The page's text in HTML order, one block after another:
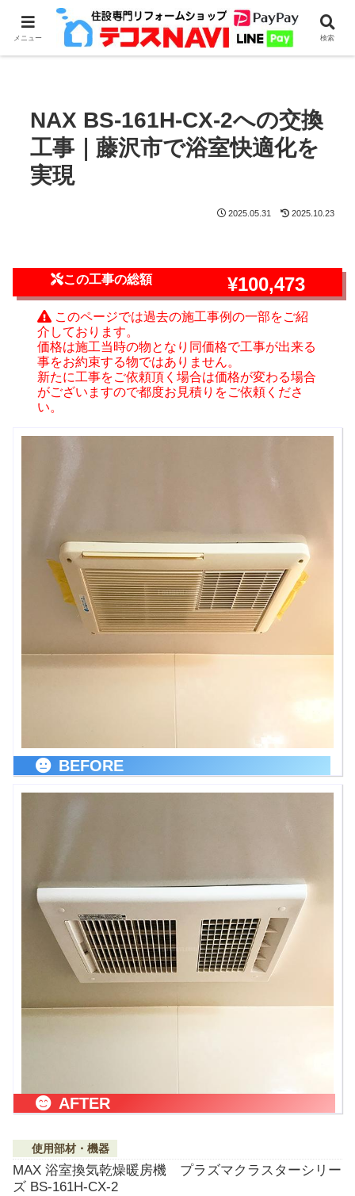
ホーム 浴室換気乾燥機のリフォーム・取付
MAX
NAX BS-161H-CX-2への交換工事｜藤沢市で浴室快適化を実現
NAX BS-161H-CX-2への交換
工事｜藤沢市で浴室快適化を
実現
2025.05.31 2025.10.23
この工事の総額 ¥100,473
このページでは過去の施工事例の一部をご紹
介しております。
価格は施工当時の物となり同価格で工事が出来る
事をお約束する物ではありません。
新たに工事をご依頼頂く場合は価格が変わる場合
がございますので都度お見積りをご依頼くださ
い。
BEFORE
AFTER
使用部材・機器
MAX 浴室換気乾燥暖房機 プラズマクラスターシリー
ズ BS-161H-CX-2
メニュー 検索